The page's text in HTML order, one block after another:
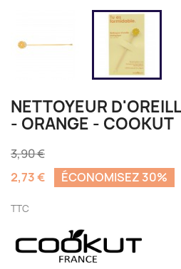
NETTOYEUR
- ORANGE - COOKUT
3,90 €
2,73 €
ÉCONOMISEZ 30%
TTC